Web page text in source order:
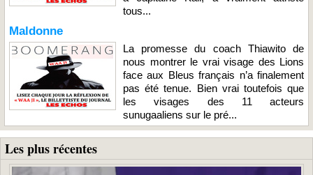
tous...
Maldonne
La promesse du coach Thiawito de
nous montrer le vrai visage des Lions
face aux Bleus français n’a finalement
pas été tenue. Bien vrai toutefois que
les visages des 11 acteurs
sunugaaliens sur le pré...
Les plus récentes